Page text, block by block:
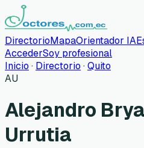
DirectorioMapaOrientador IA
AccederSoy profesional
Inicio · Directorio ·Quito
AU
Alejandro
Urrutia